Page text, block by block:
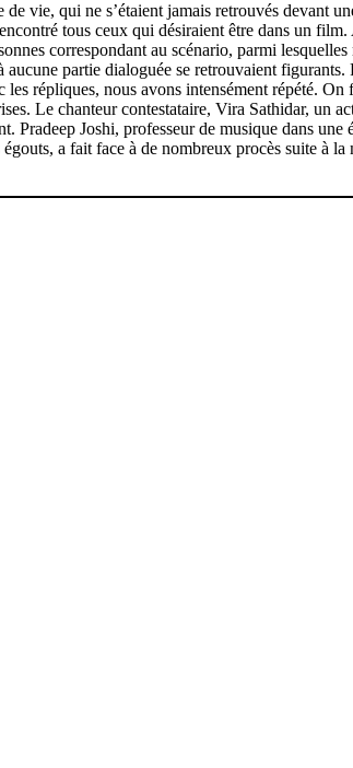
vie, qui ne s’étaient jamais retrouvés devant
tous ceux qui désiraient être dans un
correspondant au scénario, parmi
partie dialoguée se retrouvaient figurants.
les répliques, nous avons intensément répété.
Le chanteur contestataire, Vira Sathidar, un
Pradeep Joshi, professeur de musique dans une
a fait face à de nombreux procès suite à